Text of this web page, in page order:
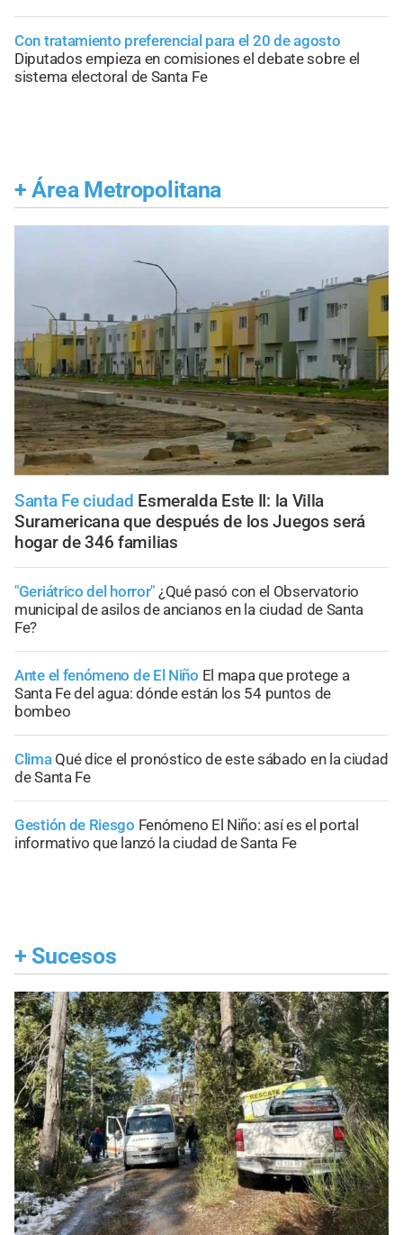
Con tratamiento preferencial para el 20 de agosto
Diputados empieza en comisiones el debate sobre el
sistema electoral de Santa Fe
+ Área Metropolitana
Santa Fe ciudad Esmeralda Este II: la Villa
Suramericana que después de los Juegos será
hogar de 346 familias
"Geriátrico del horror" ¿Qué pasó con el Observatorio
municipal de asilos de ancianos en la ciudad de Santa
Fe?
Ante el fenómeno de El Niño El mapa que protege a
Santa Fe del agua: dónde están los 54 puntos de
bombeo
Clima Qué dice el pronóstico de este sábado en la ciudad
de Santa Fe
Gestión de Riesgo Fenómeno El Niño: así es el portal
informativo que lanzó la ciudad de Santa Fe
+ Sucesos